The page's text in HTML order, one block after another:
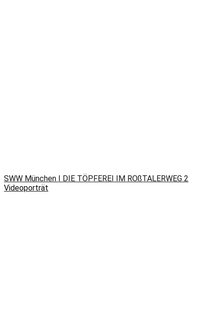
SWW München I DIE TÖPFEREI IM ROßTALERWEG 2
Videoporträt